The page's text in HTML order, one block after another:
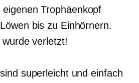
Trophäenkopf
bis zu Einhörnern.
verletzt!
superleicht und einfach